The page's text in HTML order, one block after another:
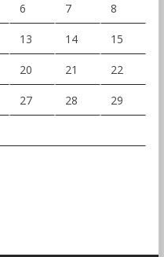
6 7 8
13 14 15
20 21 22
27 28 29